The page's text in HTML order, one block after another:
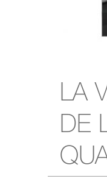
LA
DE